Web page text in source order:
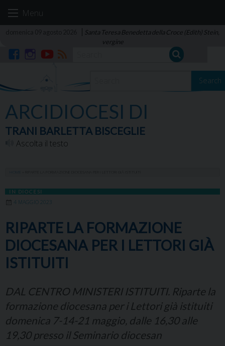
Menu
Santa Teresa Benedetta della Croce (Edith) Stein,
vergine
Search
ARCIDIOCESI DI
TRANI BARLETTA BISCEGLIE
Ascolta il testo
IN DIOCESI
4 MAGGIO 2023
RIPARTE LA FORMAZIONE
DIOCESANA PER I LETTORI GIÀ
ISTITUITI
DAL CENTRO MINISTERI ISTITUITI. Riparte la
formazione diocesana per i Lettori già istituiti
domenica 7-14-21 maggio, dalle 16,30 alle
19,30 presso il Seminario diocesan